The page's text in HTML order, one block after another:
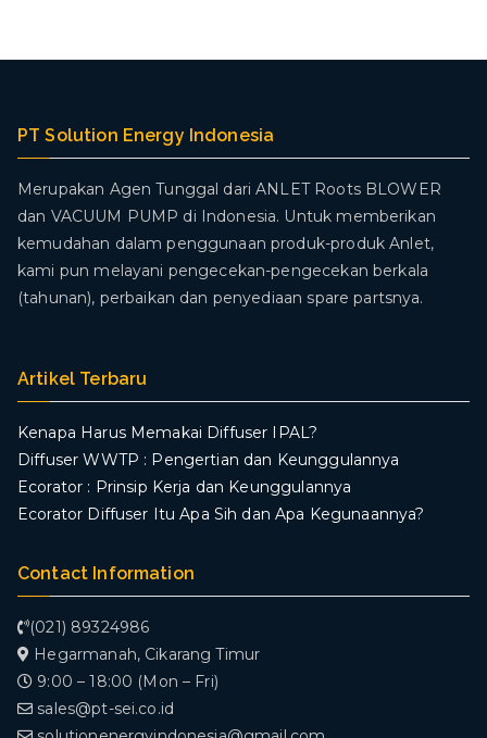
PT Solution Energy Indonesia
Merupakan Agen Tunggal dari ANLET Roots BLOWER
dan VACUUM PUMP di Indonesia. Untuk memberikan
kemudahan dalam penggunaan produk-produk Anlet,
kami pun melayani pengecekan-pengecekan berkala
(tahunan), perbaikan dan penyediaan spare partsnya.
Artikel Terbaru
Kenapa Harus Memakai Diffuser IPAL?
Diffuser WWTP : Pengertian dan Keunggulannya
Ecorator : Prinsip Kerja dan Keunggulannya
Ecorator Diffuser Itu Apa Sih dan Apa Kegunaannya?
Contact Information
(021) 89324986
Hegarmanah, Cikarang Timur
9:00 – 18:00 (Mon – Fri)
sales@pt-sei.co.id